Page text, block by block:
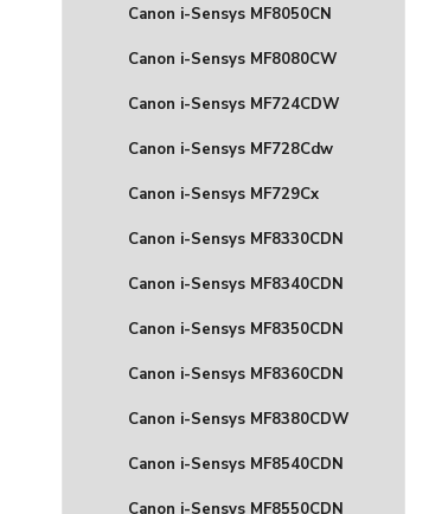
Canon i-Sensys MF8050CN
Canon i-Sensys MF8080CW
Canon i-Sensys MF724CDW
Canon i-Sensys MF728Cdw
Canon i-Sensys MF729Cx
Canon i-Sensys MF8330CDN
Canon i-Sensys MF8340CDN
Canon i-Sensys MF8350CDN
Canon i-Sensys MF8360CDN
Canon i-Sensys MF8380CDW
Canon i-Sensys MF8540CDN
Canon i-Sensys MF8550CDN